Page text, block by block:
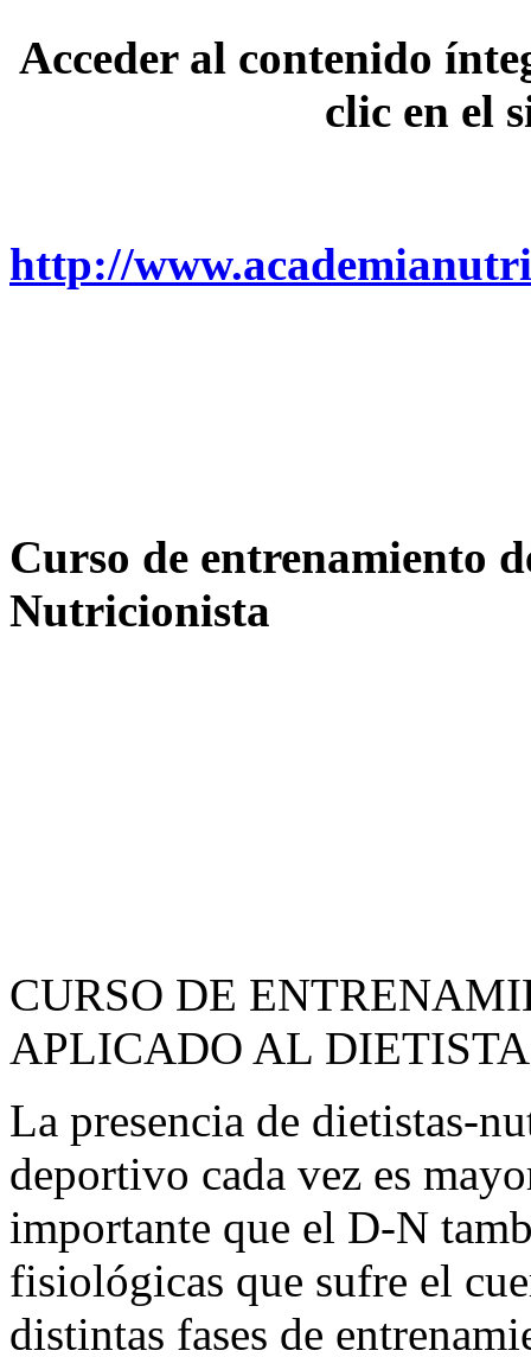
Acceder al contenido
clic en el
http://
Curso de entrenamiento
Nutricionista
CURSO DE
APLICADO AL
La presencia de dietistas-
deportivo cada vez es
importante que el D-N
fisiológicas que sufre el
distintas fases de